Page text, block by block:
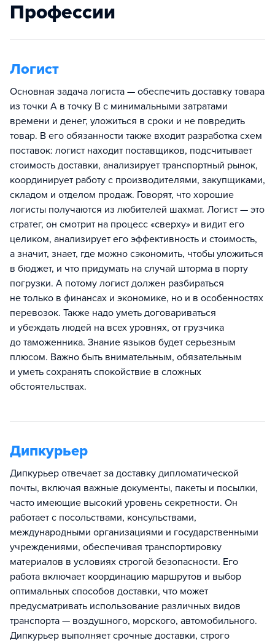
Профессии
Логист
Основная задача логиста — обеспечить доставку товара
из точки А в точку В с минимальными затратами
времени и денег, уложиться в сроки и не повредить
товар. В его обязанности также входит разработка схем
поставок: логист находит поставщиков, подсчитывает
стоимость доставки, анализирует транспортный рынок,
координирует работу с производителями, закупщиками,
складом и отделом продаж. Говорят, что хорошие
логисты получаются из любителей шахмат. Логист — это
стратег, он смотрит на процесс «сверху» и видит его
целиком, анализирует его эффективность и стоимость,
а значит, знает, где можно сэкономить, чтобы уложиться
в бюджет, и что придумать на случай шторма в порту
погрузки. А потому логист должен разбираться
не только в финансах и экономике, но и в особенностях
перевозок. Также надо уметь договариваться
и убеждать людей на всех уровнях, от грузчика
до таможенника. Знание языков будет серьезным
плюсом. Важно быть внимательным, обязательным
и уметь сохранять спокойствие в сложных
обстоятельствах.
Дипкурьер
Дипкурьер отвечает за доставку дипломатической
почты, включая важные документы, пакеты и посылки,
часто имеющие высокий уровень секретности. Он
работает с посольствами, консульствами,
международными организациями и государственными
учреждениями, обеспечивая транспортировку
материалов в условиях строгой безопасности. Его
работа включает координацию маршрутов и выбор
оптимальных способов доставки, что может
предусматривать использование различных видов
транспорта — воздушного, морского, автомобильного.
Дипкурьер выполняет срочные доставки, строго